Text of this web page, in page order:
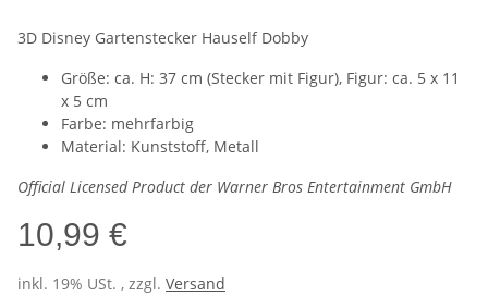
3D Disney Gartenstecker Hauself Dobby
Größe: ca. H: 37 cm (Stecker mit Figur), Figur: ca. 5 x 11
x 5 cm
Farbe: mehrfarbig
Material: Kunststoff, Metall
Official Licensed Product der Warner Bros Entertainment GmbH
10,99 €
inkl. 19% USt. , zzgl. Versand